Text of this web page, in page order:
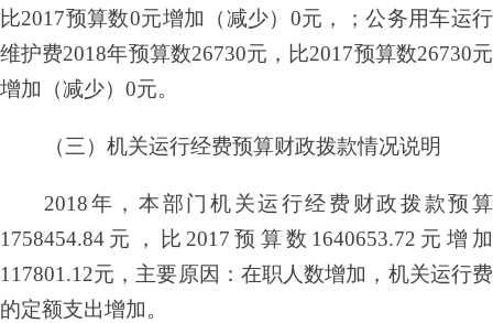
比2017预算数0元增加（减少）0元，；公务用车运行
维护费2018年预算数26730元，比2017预算数26730元
增加（减少）0元。
（三）机关运行经费预算财政拨款情况说明
2018年，本部门机关运行经费财政拨款预算
1758454.84元，比2017预算数1640653.72元增加
117801.12元，主要原因：在职人数增加，机关运行费
的定额支出增加。